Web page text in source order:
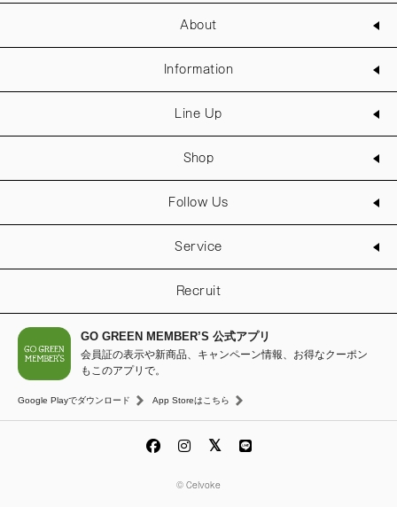
About
Information
Line Up
Shop
Follow Us
Service
Recruit
GO GREEN MEMBER’S 公式アプリ
会員証の表示や新商品、キャンペーン情報、お得なクーポン
もこのアプリで。
Google Playでダウンロード App Storeはこちら
© Celvoke